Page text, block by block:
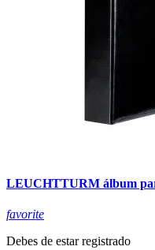
LEUCHTTURM álbum
favorite
Debes de estar registrado